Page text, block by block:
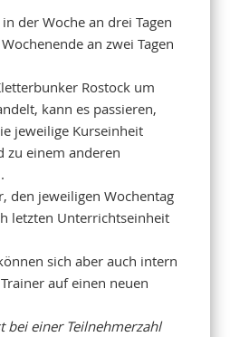
der Woche an drei Tagen
an zwei Tagen
Rostock um
kann es passieren,
jeweilige Kurseinheit
zu einem anderen
den jeweiligen Wochentag
letzten Unterrichtseinheit
sich aber auch intern
auf einen neuen
bei einer Teilnehmerzahl